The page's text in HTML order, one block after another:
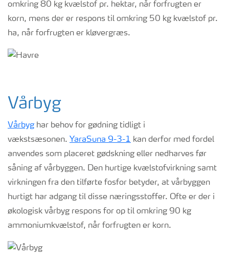
omkring 80 kg kvælstof pr. hektar, når forfrugten er
korn, mens der er respons til omkring 50 kg kvælstof pr.
ha, når forfrugten er kløvergræs.
Vårbyg
Vårbyghar behov for gødning tidligt i
vækstsæsonen. YaraSuna 9-3-1 kan derfor med fordel
anvendes som placeret gødskning eller nedharves før
såning af vårbyggen. Den hurtige kvælstofvirkning samt
virkningen fra den tilførte fosfor betyder, at vårbyggen
hurtigt har adgang til disse næringsstoffer. Ofte er der i
økologisk vårbyg respons for op til omkring 90 kg
ammoniumkvælstof, når forfrugten er korn.